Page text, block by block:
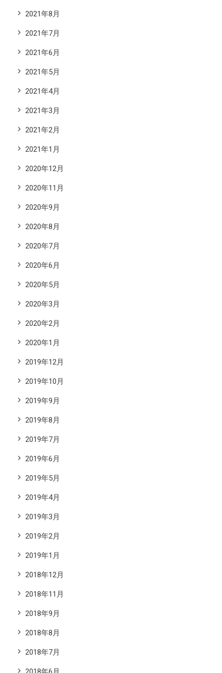
2021年8月
2021年7月
2021年6月
2021年5月
2021年4月
2021年3月
2021年2月
2021年1月
2020年12月
2020年11月
2020年9月
2020年8月
2020年7月
2020年6月
2020年5月
2020年3月
2020年2月
2020年1月
2019年12月
2019年10月
2019年9月
2019年8月
2019年7月
2019年6月
2019年5月
2019年4月
2019年3月
2019年2月
2019年1月
2018年12月
2018年11月
2018年9月
2018年8月
2018年7月